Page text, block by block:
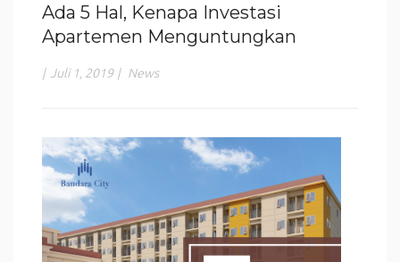
Ada 5 Hal, Kenapa Investasi
Apartemen Menguntungkan
| Juli 1, 2019 | News